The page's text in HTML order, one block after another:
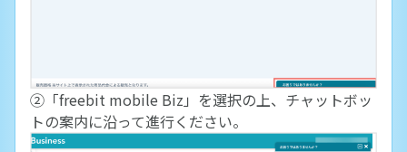
②「freebit mobile Biz」を選択の上、チャットボッ
トの案内に沿って進行ください。